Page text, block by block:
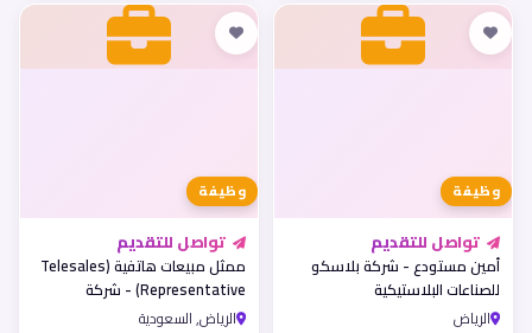
وظيفة
تواصل للتقديم
أمين مستودع - شركة بلاسكو
للصناعات البلاستيكية
الرياض
وظيفة
تواصل للتقديم
ممثل مبيعات هاتفية (Telesales
Representative) - شركة
Calibration &amp; CAPA
الرياض, السعودية